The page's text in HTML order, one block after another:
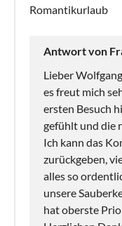
Romantikurlaub
Antwort von
Lieber Wolfgang,
es freut mich
ersten Besuch
gefühlt und die
Ich kann das
zurückgeben,
alles so
unsere
hat oberste